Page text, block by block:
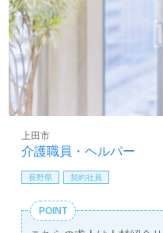
介護職員・ヘルパー
上田市
長野県 契約社員
POINT